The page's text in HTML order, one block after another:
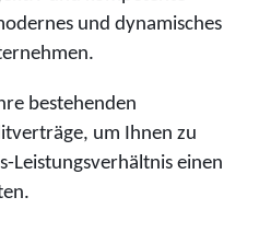
und dynamisches
bestehenden
um Ihnen zu
Leistungsverhältnis einen